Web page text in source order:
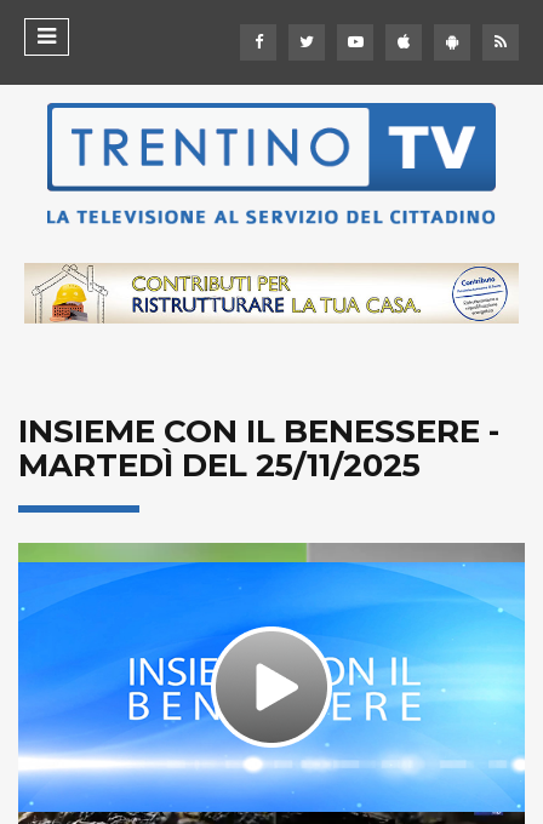
INSIEME CON IL BENESSERE -
MARTEDÌ DEL 25/11/2025
Play
Video